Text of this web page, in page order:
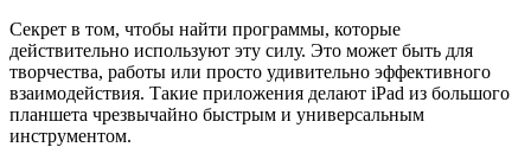
Секрет в том, чтобы найти программы, которые
действительно используют эту силу. Это может быть для
творчества, работы или просто удивительно эффективного
взаимодействия. Такие приложения делают iPad из большого
планшета чрезвычайно быстрым и универсальным
инструментом.